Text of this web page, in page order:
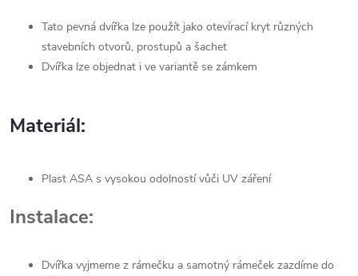
Tato pevná dvířka lze použít jako otevírací kryt různých
stavebních otvorů, prostupů a šachet
Dvířka lze objednat i ve variantě se zámkem
Materiál:
Plast ASA s vysokou odolností vůči UV záření
Instalace:
Dvířka vyjmeme z rámečku a samotný rámeček zazdíme do